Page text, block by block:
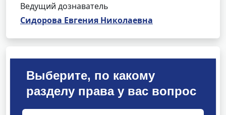
Ведущий дознаватель
Сидорова Евгения Николаевна